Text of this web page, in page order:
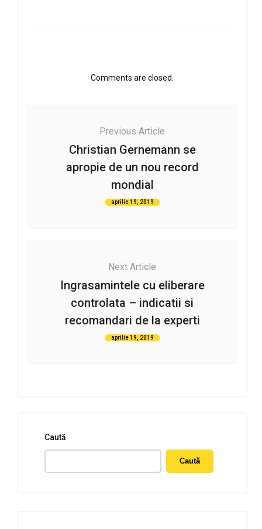
Comments are closed.
Previous Article
Christian Gernemann se
apropie de un nou record
mondial
aprilie 19, 2019
Next Article
Ingrasamintele cu eliberare
controlata – indicatii si
recomandari de la experti
aprilie 19, 2019
Caută
Caută